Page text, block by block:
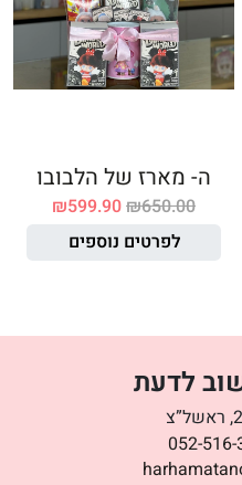
ה- מארז של הלבובו
₪650.00
₪599.90
לפרטים נוספים
לדעת
052-